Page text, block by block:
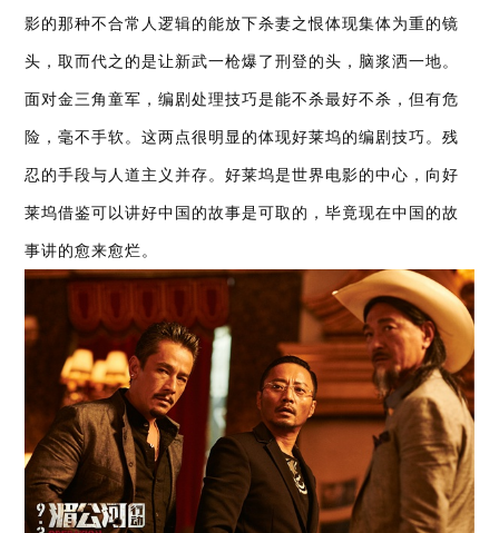
影的那种不合常人逻辑的能放下杀妻之恨体现集体为重的镜
头，取而代之的是让新武一枪爆了刑登的头，脑浆洒一地。
面对金三角童军，编剧处理技巧是能不杀最好不杀，但有危
险，毫不手软。这两点很明显的体现好莱坞的编剧技巧。残
忍的手段与人道主义并存。好莱坞是世界电影的中心，向好
莱坞借鉴可以讲好中国的故事是可取的，毕竟现在中国的故
事讲的愈来愈烂。